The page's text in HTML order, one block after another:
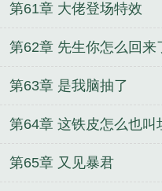
第61章 大佬登场特效
第62章 先生你怎么回来
第63章 是我脑抽了
第64章 这铁皮怎么也叫
第65章 又见暴君